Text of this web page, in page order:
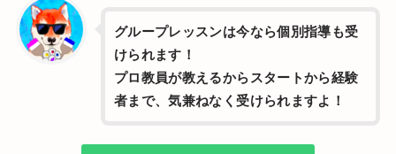
グループレッスンは今なら個別指導も受
けられます！
プロ教員が教えるからスタートから経験
者まで、気兼ねなく受けられますよ！